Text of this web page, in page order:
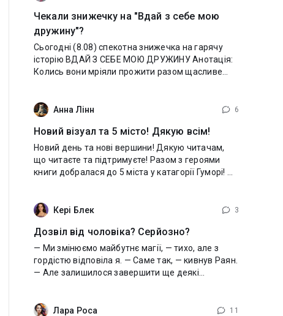
Чекали знижечку на "Вдай з себе мою
дружину"?
Сьогодні (8.08) спекотна знижечка на гарячу
історію ВДАЙ З СЕБЕ МОЮ ДРУЖИНУ Анотація:
Колись вони мріяли прожити разом щасливе
Анна Лінн
6
Новий візуал та 5 місто! Дякую всім!
Новий день та нові вершини! Дякую читачам,
що читаєте та підтримуєте! Разом з героями
книги добралася до 5 міста у катагорії Гуморі! —
Кері Блек
3
Дозвіл від чоловіка? Серйозно?
— Ми змінюємо майбутнє магії, — тихо, але з
гордістю відповіла я. — Саме так, — кивнув Раян.
— Але залишилося завершити ще деякі
Лара Роса
11